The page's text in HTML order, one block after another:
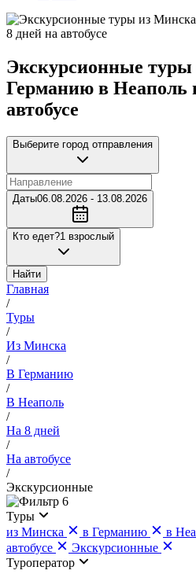
Экскурсионные
Германию в Неаполь
автобусе
Выберите город отправления
Даты06.08.2026 - 13.08.2026
Кто едет?1 взрослый
Найти
Главная
/
Туры
/
Из Минска
/
В Германию
/
В Неаполь
/
На 8 дней
/
На автобусе
/
Экскурсионные
6
Туры
из Минска
в Германию в
автобусе
Экскурсионные
Туроператор